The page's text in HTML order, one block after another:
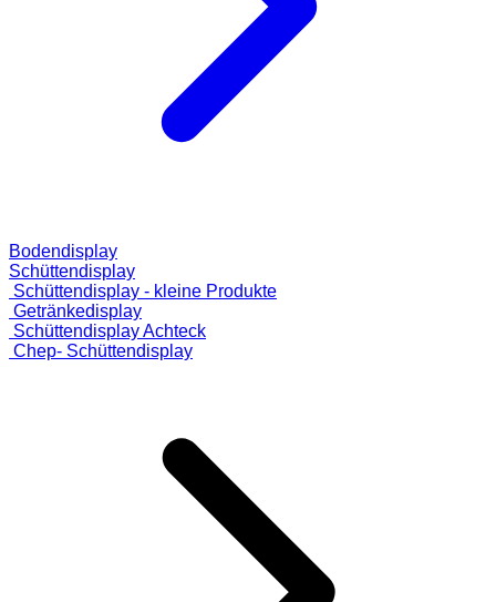
Bodendisplay
Schüttendisplay
Schüttendisplay - kleine Produkte
Getränkedisplay
Schüttendisplay Achteck
Chep- Schüttendisplay